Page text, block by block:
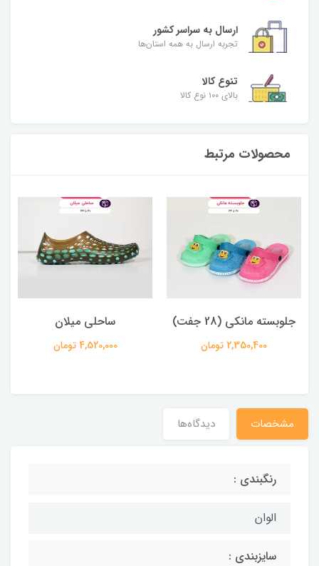
ارسال به سراسر کشور
تجربه ارسال به همه استان‌ها
تنوع کالا
بالای ۱۰۰ نوع کالا
محصولات مرتبط
جلوبسته مانکی (28 جفت)
2,350,400 تومان
ساحلی میلان
4,520,000 تومان
مشخصات دیدگاه‌ها
رنگبندی :
الوان
سایزبندی :